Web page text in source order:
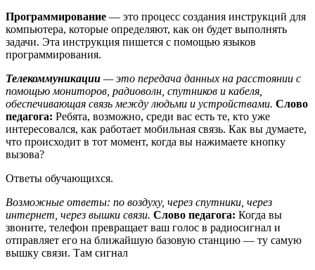
Программирование — это процесс создания инструкций для
компьютера, которые определяют, как он будет выполнять
задачи. Эта инструкция пишется с помощью языков
программирования.
Телекоммуникации — это передача данных на расстоянии с
помощью мониторов, радиоволн, спутников и кабеля,
обеспечивающая связь между людьми и устройствами. Слово
педагога: Ребята, возможно, среди вас есть те, кто уже
интересовался, как работает мобильная связь. Как вы думаете,
что происходит в тот момент, когда вы нажимаете кнопку
вызова?
Ответы обучающихся.
Возможные ответы: по воздуху, через спутники, через
интернет, через вышки связи. Слово педагога: Когда вы
звоните, телефон превращает ваш голос в радиосигнал и
отправляет его на ближайшую базовую станцию — ту самую
вышку связи. Там сигнал